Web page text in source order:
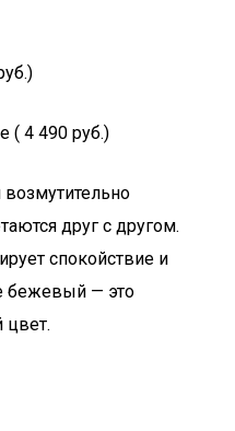
( 4 490 руб.)
друг с другом.
спокойствие и
бежевый — это